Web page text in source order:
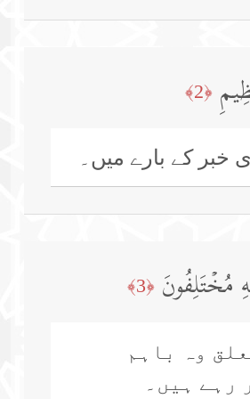
﴿2﴾
خبر کے بارے میں۔
مُخۡتَلِفُونَ ﴿3﴾
وہ باہم
رہے ہیں۔